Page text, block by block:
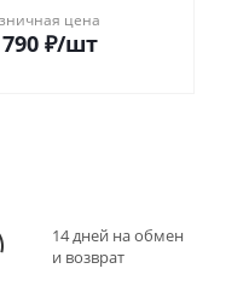
цена
₽/шт
14 дней на обмен
и возврат